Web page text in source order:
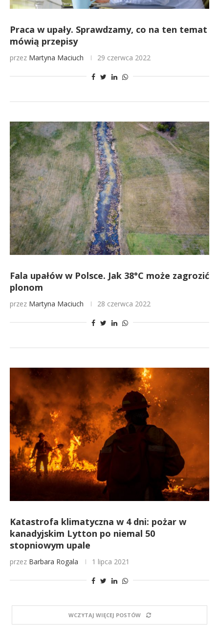
Praca w upały. Sprawdzamy, co na ten temat
mówią przepisy
przez Martyna Maciuch 29 czerwca 2022
Fala upałów w Polsce. Jak 38°C może zagrozić
plonom
przez Martyna Maciuch 28 czerwca 2022
Katastrofa klimatyczna w 4 dni: pożar w
kanadyjskim Lytton po niemal 50
stopniowym upale
przez Barbara Rogala 1 lipca 2021
WCZYTAJ WIĘCEJ POSTÓW